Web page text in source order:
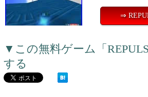
⇒
▼この無料ゲーム「
する